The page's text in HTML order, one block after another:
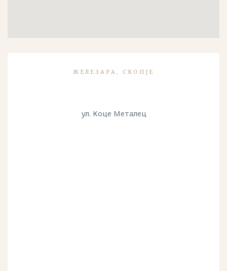
ЖЕЛЕЗАРА, СКОПЈЕ
ул. Коце Металец